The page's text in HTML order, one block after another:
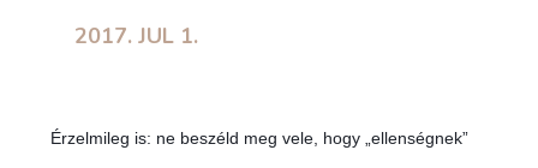
2017. JUL 1.
Érzelmileg is: ne beszéld meg vele, hogy „ellenségnek”